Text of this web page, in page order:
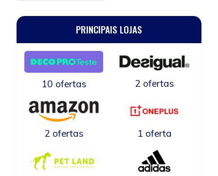
PRINCIPAIS LOJAS
10 ofertas 2 ofertas
2 ofertas 1 oferta